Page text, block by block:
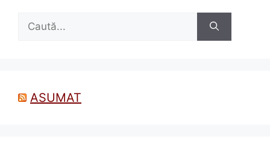
după:
ASUMAT